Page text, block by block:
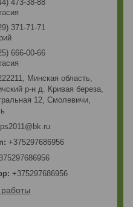
473-38-88
371-71-71
666-00-66
Минская область,
р-н д. Кривая береза,
12, Смолевичи,
+375297686956
+375297686956